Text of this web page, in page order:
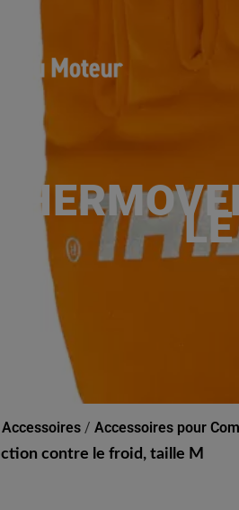
/ Accessoires pour
contre le froid, taille M